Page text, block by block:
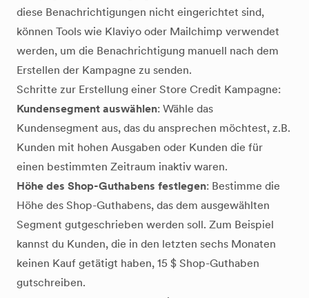
diese Benachrichtigungen nicht eingerichtet sind,
können Tools wie Klaviyo oder Mailchimp verwendet
werden, um die Benachrichtigung manuell nach dem
Erstellen der Kampagne zu senden.
Schritte zur Erstellung einer Store Credit Kampagne:
Kundensegment auswählen: Wähle das
Kundensegment aus, das du ansprechen möchtest, z.B.
Kunden mit hohen Ausgaben oder Kunden die für
einen bestimmten Zeitraum inaktiv waren.
Höhe des Shop-Guthabens festlegen: Bestimme die
Höhe des Shop-Guthabens, das dem ausgewählten
Segment gutgeschrieben werden soll. Zum Beispiel
kannst du Kunden, die in den letzten sechs Monaten
keinen Kauf getätigt haben, 15 $ Shop-Guthaben
gutschreiben.